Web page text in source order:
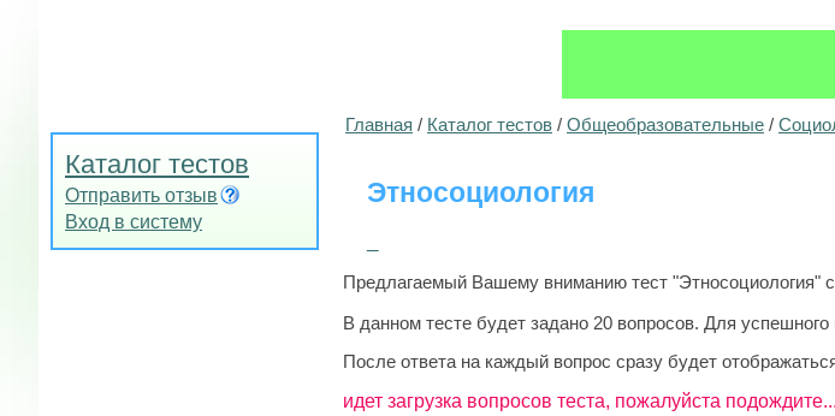
Каталог тестов
Отправить отзыв
Вход в систему
Главная / Каталог тестов / Общеобразовательные /
Этносоциология
Предлагаемый Вашему вниманию тест "Этносоциология"
В данном тесте будет задано 20 вопросов. Для
После ответа на каждый вопрос сразу будет
идет загрузка вопросов теста, пожалуйста подождите...